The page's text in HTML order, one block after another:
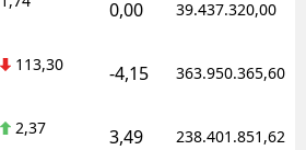
0,00 39.437.320,00
113,30 -4,15 363.950.365,60
2,37 3,49 238.401.851,62